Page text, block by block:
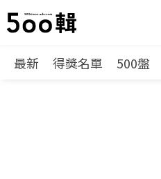
最新 得獎名單 500盤